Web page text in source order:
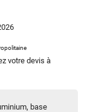
base
votre devis à